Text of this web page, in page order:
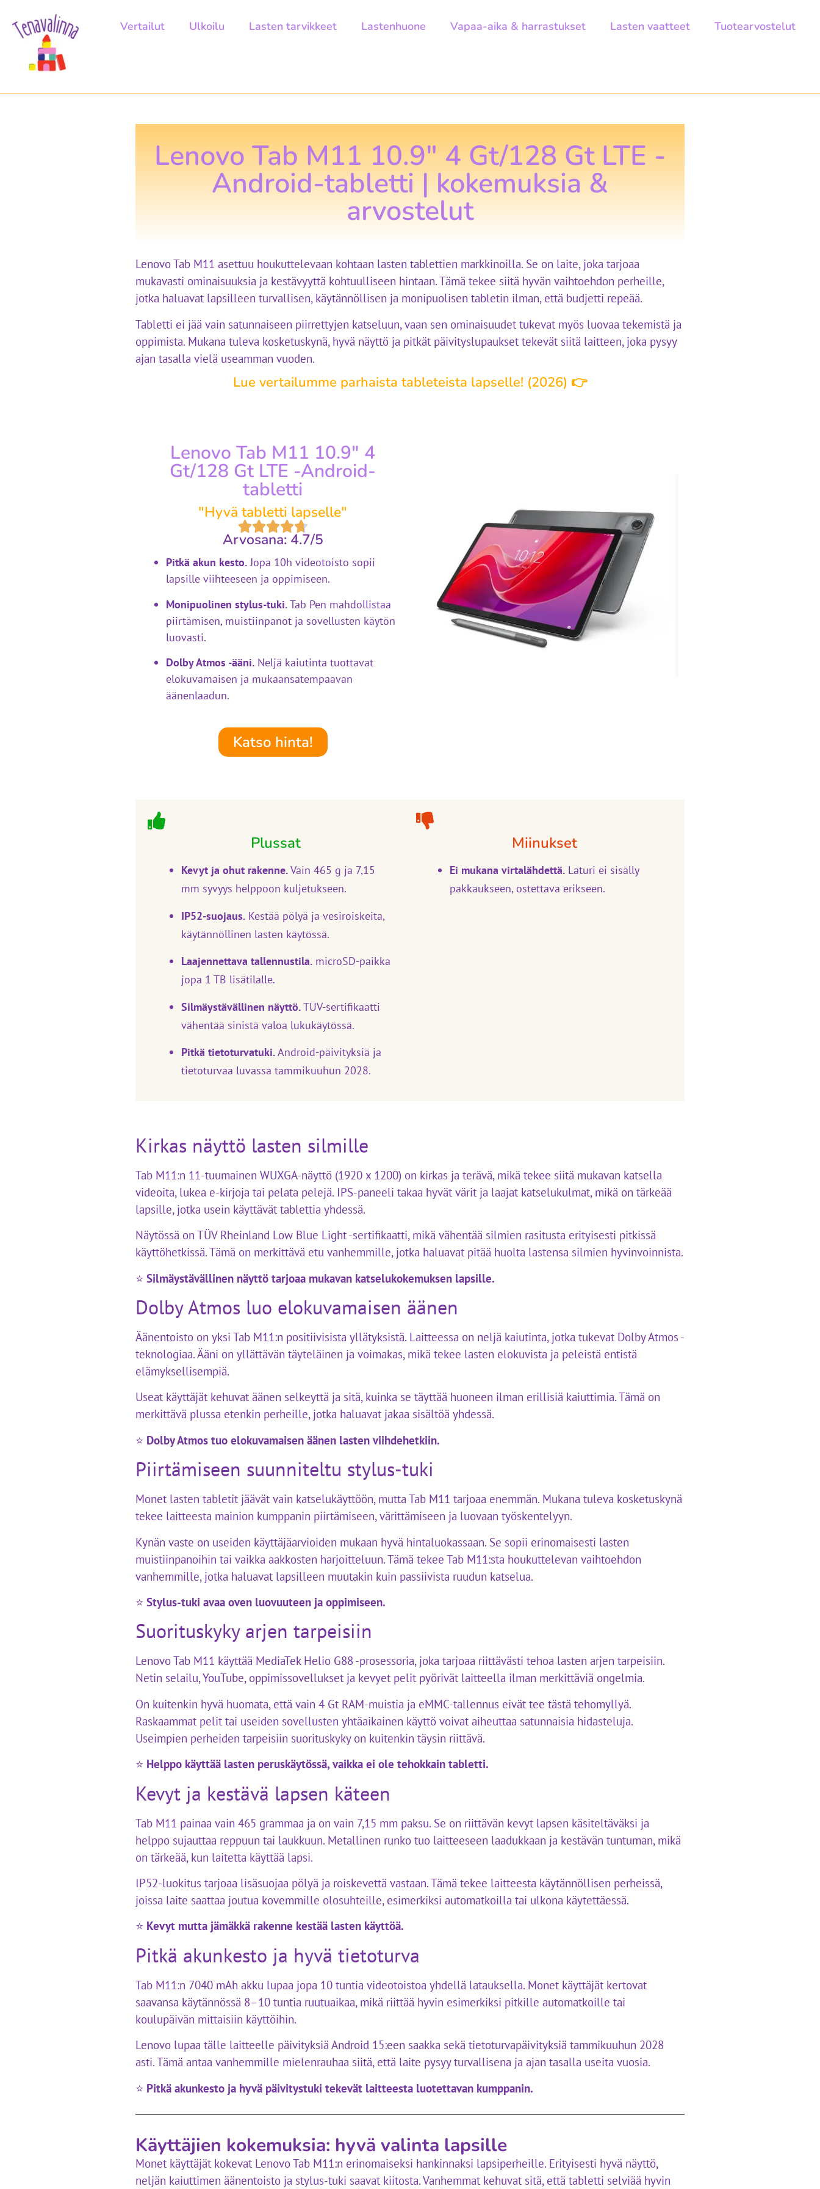
Vertailut Ulkoilu Lasten tarvikkeet Lastenhuone Vapaa-aika & harrastukset Lasten vaatteet Tuotearvostelut
Lenovo Tab M11 10.9″ 4 Gt/128 Gt LTE -
Android-tabletti | kokemuksia &
arvostelut
Lenovo Tab M11 asettuu houkuttelevaan kohtaan lasten tablettien markkinoilla. Se on laite, joka tarjoaa
mukavasti ominaisuuksia ja kestävyyttä kohtuulliseen hintaan. Tämä tekee siitä hyvän vaihtoehdon perheille,
jotka haluavat lapsilleen turvallisen, käytännöllisen ja monipuolisen tabletin ilman, että budjetti repeää.
Tabletti ei jää vain satunnaiseen piirrettyjen katseluun, vaan sen ominaisuudet tukevat myös luovaa tekemistä ja
oppimista. Mukana tuleva kosketuskynä, hyvä näyttö ja pitkät päivityslupaukset tekevät siitä laitteen, joka pysyy
ajan tasalla vielä useamman vuoden.
Lue vertailumme parhaista tableteista lapselle! (2026) 👉
Lenovo Tab M11 10.9" 4
Gt/128 Gt LTE -Android-
tabletti
"Hyvä tabletti lapselle"
Arvosana: 4.7/5
Pitkä akun kesto.Jopa 10h videotoisto sopii
lapsille viihteeseen ja oppimiseen.
Monipuolinen stylus-tuki.Tab Pen mahdollistaa
piirtämisen, muistiinpanot ja sovellusten käytön
luovasti.
Dolby Atmos -ääni. Neljä kaiutinta tuottavat
elokuvamaisen ja mukaansatempaavan
äänenlaadun.
Katso hinta!
Plussat
Kevyt ja ohut rakenne.Vain 465 g ja 7,15
mm syvyys helppoon kuljetukseen.
IP52-suojaus. Kestää pölyä ja vesiroiskeita,
käytännöllinen lasten käytössä.
Laajennettava tallennustila. microSD-paikka
jopa 1 TB lisätilalle.
Silmäystävällinen näyttö.TÜV-sertifikaatti
vähentää sinistä valoa lukukäytössä.
Pitkä tietoturvatuki.Android-päivityksiä ja
tietoturvaa luvassa tammikuuhun 2028.
Miinukset
Ei mukana virtalähdettä. Laturi ei sisälly
pakkaukseen, ostettava erikseen.
Kirkas näyttö lasten silmille
Tab M11:n 11-tuumainen WUXGA-näyttö (1920 x 1200) on kirkas ja terävä, mikä tekee siitä mukavan katsella
videoita, lukea e-kirjoja tai pelata pelejä. IPS-paneeli takaa hyvät värit ja laajat katselukulmat, mikä on tärkeää
lapsille, jotka usein käyttävät tablettia yhdessä.
Näytössä on TÜV Rheinland Low Blue Light -sertifikaatti, mikä vähentää silmien rasitusta erityisesti pitkissä
käyttöhetkissä. Tämä on merkittävä etu vanhemmille, jotka haluavat pitää huolta lastensa silmien hyvinvoinnista.
⭐ Silmäystävällinen näyttö tarjoaa mukavan katselukokemuksen lapsille.
Dolby Atmos luo elokuvamaisen äänen
Äänentoisto on yksi Tab M11:n positiivisista yllätyksistä. Laitteessa on neljä kaiutinta, jotka tukevat Dolby Atmos -
teknologiaa. Ääni on yllättävän täyteläinen ja voimakas, mikä tekee lasten elokuvista ja peleistä entistä
elämyksellisempiä.
Useat käyttäjät kehuvat äänen selkeyttä ja sitä, kuinka se täyttää huoneen ilman erillisiä kaiuttimia. Tämä on
merkittävä plussa etenkin perheille, jotka haluavat jakaa sisältöä yhdessä.
⭐ Dolby Atmos tuo elokuvamaisen äänen lasten viihdehetkiin.
Piirtämiseen suunniteltu stylus-tuki
Monet lasten tabletit jäävät vain katselukäyttöön, mutta Tab M11 tarjoaa enemmän. Mukana tuleva kosketuskynä
tekee laitteesta mainion kumppanin piirtämiseen, värittämiseen ja luovaan työskentelyyn.
Kynän vaste on useiden käyttäjäarvioiden mukaan hyvä hintaluokassaan. Se sopii erinomaisesti lasten
muistiinpanoihin tai vaikka aakkosten harjoitteluun. Tämä tekee Tab M11:sta houkuttelevan vaihtoehdon
vanhemmille, jotka haluavat lapsilleen muutakin kuin passiivista ruudun katselua.
⭐ Stylus-tuki avaa oven luovuuteen ja oppimiseen.
Suorituskyky arjen tarpeisiin
Lenovo Tab M11 käyttää MediaTek Helio G88 -prosessoria, joka tarjoaa riittävästi tehoa lasten arjen tarpeisiin.
Netin selailu, YouTube, oppimissovellukset ja kevyet pelit pyörivät laitteella ilman merkittäviä ongelmia.
On kuitenkin hyvä huomata, että vain 4 Gt RAM-muistia ja eMMC-tallennus eivät tee tästä tehomyllyä.
Raskaammat pelit tai useiden sovellusten yhtäaikainen käyttö voivat aiheuttaa satunnaisia hidasteluja.
Useimpien perheiden tarpeisiin suorituskyky on kuitenkin täysin riittävä.
⭐ Helppo käyttää lasten peruskäytössä, vaikka ei ole tehokkain tabletti.
Kevyt ja kestävä lapsen käteen
Tab M11 painaa vain 465 grammaa ja on vain 7,15 mm paksu. Se on riittävän kevyt lapsen käsiteltäväksi ja
helppo sujauttaa reppuun tai laukkuun. Metallinen runko tuo laitteeseen laadukkaan ja kestävän tuntuman, mikä
on tärkeää, kun laitetta käyttää lapsi.
IP52-luokitus tarjoaa lisäsuojaa pölyä ja roiskevettä vastaan. Tämä tekee laitteesta käytännöllisen perheissä,
joissa laite saattaa joutua kovemmille olosuhteille, esimerkiksi automatkoilla tai ulkona käytettäessä.
⭐ Kevyt mutta jämäkkä rakenne kestää lasten käyttöä.
Pitkä akunkesto ja hyvä tietoturva
Tab M11:n 7040 mAh akku lupaa jopa 10 tuntia videotoistoa yhdellä latauksella. Monet käyttäjät kertovat
saavansa käytännössä 8–10 tuntia ruutuaikaa, mikä riittää hyvin esimerkiksi pitkille automatkoille tai
koulupäivän mittaisiin käyttöihin.
Lenovo lupaa tälle laitteelle päivityksiä Android 15:een saakka sekä tietoturvapäivityksiä tammikuuhun 2028
asti. Tämä antaa vanhemmille mielenrauhaa siitä, että laite pysyy turvallisena ja ajan tasalla useita vuosia.
⭐ Pitkä akunkesto ja hyvä päivitystuki tekevät laitteesta luotettavan kumppanin.
Käyttäjien kokemuksia: hyvä valinta lapsille
Monet käyttäjät kokevat Lenovo Tab M11:n erinomaiseksi hankinnaksi lapsiperheille. Erityisesti hyvä näyttö,
neljän kaiuttimen äänentoisto ja stylus-tuki saavat kiitosta. Vanhemmat kehuvat sitä, että tabletti selviää hyvin